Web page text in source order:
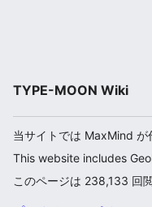
TYPE-MOON Wiki
当サイトでは MaxMind
This website includes
このページは 238,133 回